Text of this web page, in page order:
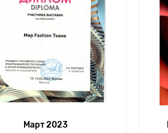
Март 2023